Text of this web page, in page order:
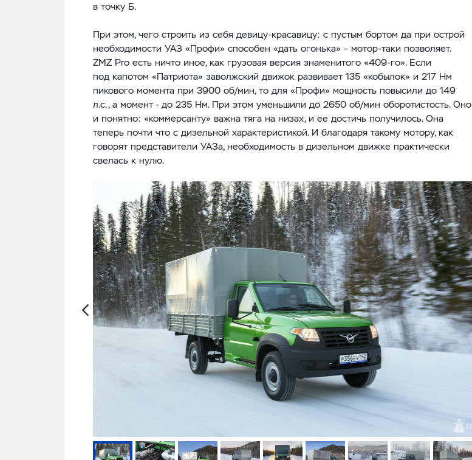
в точку Б.
При этом, чего строить из себя девицу-красавицу: с пустым бортом да при острой
необходимости УАЗ «Профи» способен «дать огонька» – мотор-таки позволяет.
ZMZ Pro есть ничто иное, как грузовая версия знаменитого «409-го». Если
под капотом «Патриота» заволжский движок развивает 135 «кобылок» и 217 Нм
пикового момента при 3900 об/мин, то для «Профи» мощность повысили до 149
л.с., а момент - до 235 Нм. При этом уменьшили до 2650 об/мин оборотистость. Оно
и понятно: «коммерсанту» важна тяга на низах, и ее достичь получилось. Она
теперь почти что с дизельной характеристикой. И благодаря такому мотору, как
говорят представители УАЗа, необходимость в дизельном движке практически
свелась к нулю.